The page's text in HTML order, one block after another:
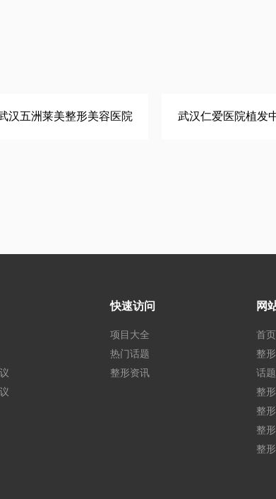
汉五洲莱美整形美容医院 武汉仁爱医院植发
快速访问
项目大全
热门话题
整形资讯
网
首页
整
话题
整
整
整
整